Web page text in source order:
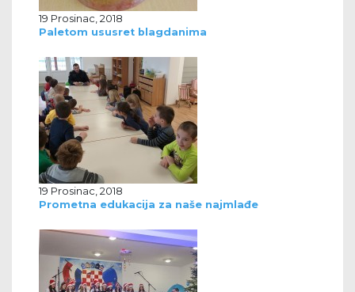
19 Prosinac, 2018
Paletom ususret blagdanima
19 Prosinac, 2018
Prometna edukacija za naše najmlađe